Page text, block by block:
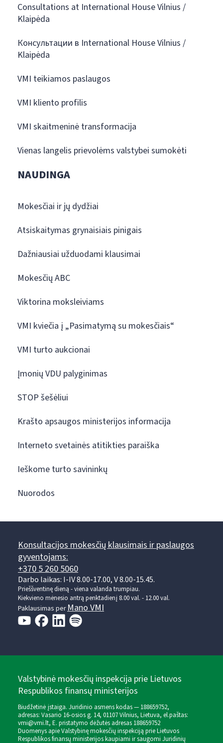
Consultations at International House Vilnius /
Klaipėda
Консультации в International House Vilnius /
Klaipėda
VMI teikiamos paslaugos
VMI kliento profilis
VMI skaitmeninė transformacija
Vienas langelis prievolėms valstybei sumokėti
NAUDINGA
Mokesčiai ir jų dydžiai
Atsiskaitymas grynaisiais pinigais
Dažniausiai užduodami klausimai
Mokesčių ABC
Viktorina moksleiviams
VMI kviečia į „Pasimatymą su mokesčiais“
VMI turto aukcionai
Įmonių VDU palyginimas
STOP šešėliui
Krašto apsaugos ministerijos informacija
Interneto svetainės atitikties paraiška
Ieškome turto savininkų
Nuorodos
Konsultacijos mokesčių klausimais ir paslaugos
gyventojams:
+370 5 260 5060
Darbo laikas: I-IV 8.00-17.00, V 8.00-15.45.
Prieššventinę dieną - viena valanda trumpiau.
Kiekvieno mėnesio antrą penktadienį 8.00 val. - 12.00 val.
Paklausimas per Mano VMI
Valstybinė mokesčių inspekcija prie Lietuvos
Respublikos finansų ministerijos
Biudžetinė įstaiga. Juridinio asmens kodas — 188659752,
adresas: Vasario 16-osios g. 14, 01107 Vilnius, Lietuva, el.paštas:
vmi@vmi.lt, E. pristatymo dėžutės adresas 188659752
Duomenys apie Valstybinę mokesčių inspekciją prie Lietuvos
Respublikos finansų ministerijos kaupiami ir saugomi Juridinių